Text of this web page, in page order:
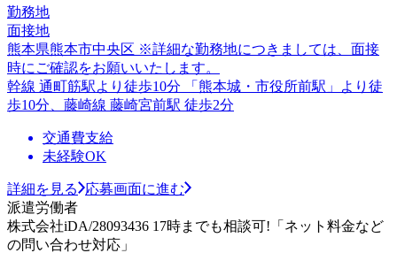
勤務地
面接地
熊本県熊本市中央区 ※詳細な勤務地につきましては、面接
時にご確認をお願いいたします。
幹線 通町筋駅より徒歩10分 「熊本城・市役所前駅」より徒
歩10分、藤崎線 藤崎宮前駅 徒歩2分
交通費支給
未経験OK
詳細を見る
応募画面に進む
派遣労働者
株式会社iDA/28093436 17時までも相談可!「ネット料金など
の問い合わせ対応」